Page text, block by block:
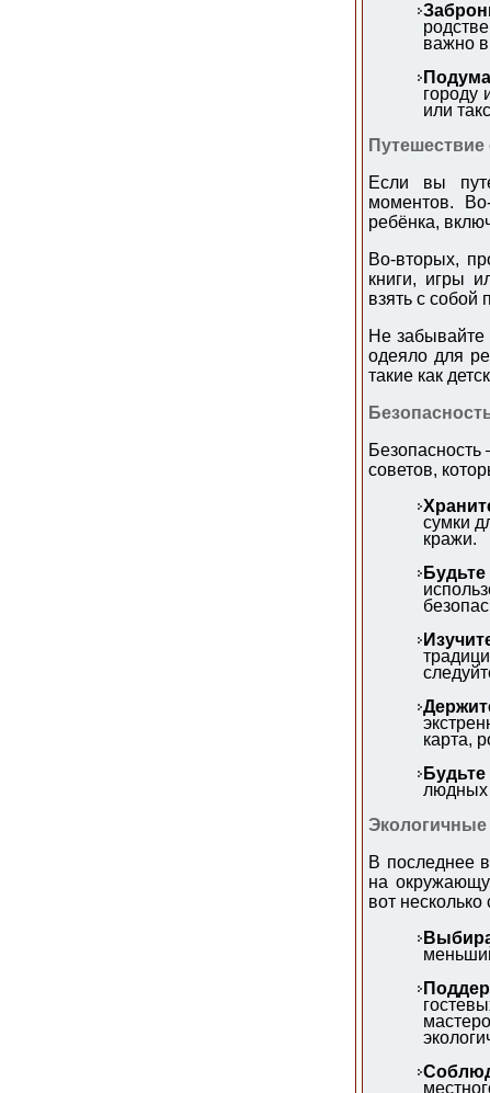
важно в
городу
или
Путешествие
Если вы
моментов.
ребёнка,
Во-вторых,
книги, игры
взять с собой
Не забывайте
одеяло для
такие как
советов,
сумки
кражи.
карта,
людных
Экологичные
В последнее
на
вот несколько